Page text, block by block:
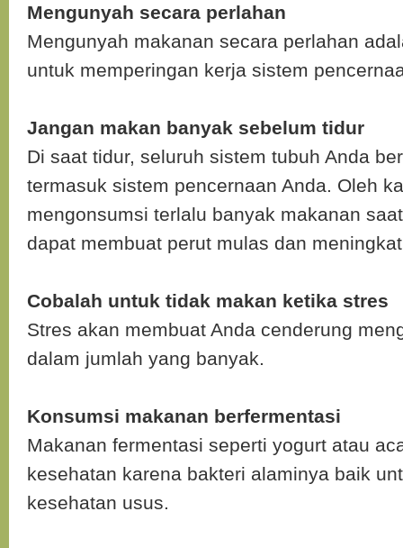
Mengunyah secara perlahan
Mengunyah makanan secara perlahan
untuk memperingan kerja sistem
Jangan makan banyak sebelum tidur
Di saat tidur, seluruh sistem tubuh Anda
termasuk sistem pencernaan Anda. Oleh
mengonsumsi terlalu banyak makanan
dapat membuat perut mulas dan
Cobalah untuk tidak makan ketika stres
Stres akan membuat Anda cenderung
dalam jumlah yang banyak.
Konsumsi makanan berfermentasi
Makanan fermentasi seperti yogurt atau
kesehatan karena bakteri alaminya baik
kesehatan usus.